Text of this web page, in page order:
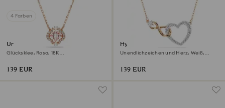
4 Farben
Una Halskette
Glücksklee, Rosa, 18K
139 EUR
Hyperbola Halskette
Unendlichzeichen und Herz, Weiß,
139 EUR